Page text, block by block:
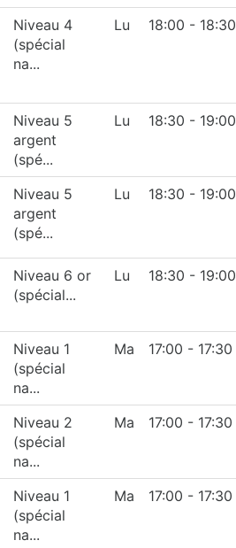
Niveau 4
(spécial
na...
Lu 18:00 - 18:30
Niveau 5
argent
(spé...
Lu 18:30 - 19:00
Niveau 5
argent
(spé...
Lu 18:30 - 19:00
Niveau 6 or
(spécial...
Lu 18:30 - 19:00
Niveau 1
(spécial
na...
Ma 17:00 - 17:30
Niveau 2
(spécial
na...
Ma 17:00 - 17:30
Niveau 1
(spécial
na...
Ma 17:00 - 17:30